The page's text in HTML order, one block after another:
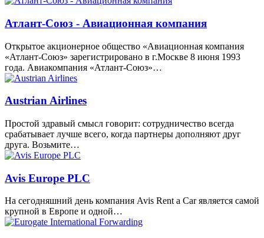
Атлант-Союз - Авиационная компания
Открытое акционерное общество «Авиационная компания
«Атлант-Союз» зарегистрировано в г.Москве 8 июня 1993
года. Авиакомпания «Атлант-Союз»…
Austrian Airlines
Простой здравый смысл говорит: сотрудничество всегда
срабатывает лучше всего, когда партнеры дополняют друг
друга. Возьмите…
Avis Europe PLC
На сегодняшний день компания Avis Rent a Car является самой
крупной в Европе и одной…